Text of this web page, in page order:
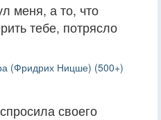
меня, а то, что
тебе, потрясло
(Фридрих Ницше) (500+)
своего